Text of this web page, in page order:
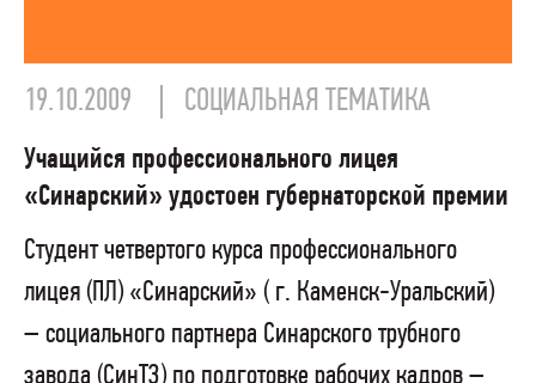
19.10.2009 СОЦИАЛЬНАЯ ТЕМАТИКА
Учащийся профессионального лицея
«Синарский» удостоен губернаторской премии
Студент четвертого курса профессионального
лицея (ПЛ) «Синарский» ( г. Каменск-Уральский)
– социального партнера Синарского трубного
завода (СинТЗ) по подготовке рабочих кадров –